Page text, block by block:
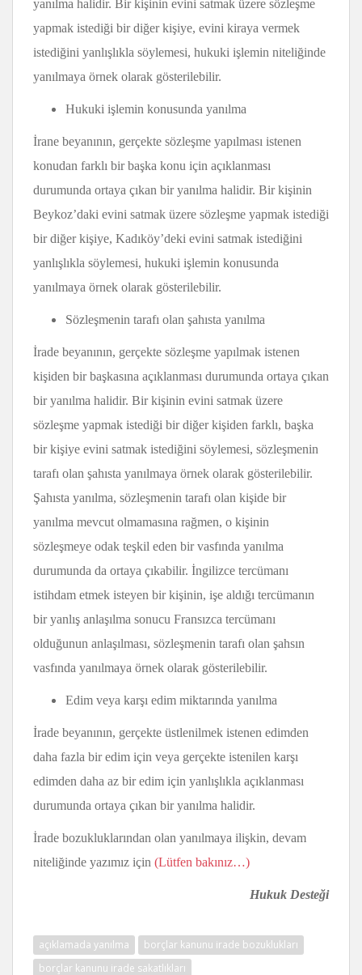
yanılma halidir. Bir kişinin evini satmak üzere sözleşme
yapmak istediği bir diğer kişiye, evini kiraya vermek
istediğini yanlışlıkla söylemesi, hukuki işlemin niteliğinde
yanılmaya örnek olarak gösterilebilir.
Hukuki işlemin konusunda yanılma
İrane beyanının, gerçekte sözleşme yapılması istenen
konudan farklı bir başka konu için açıklanması
durumunda ortaya çıkan bir yanılma halidir. Bir kişinin
Beykoz’daki evini satmak üzere sözleşme yapmak istediği
bir diğer kişiye, Kadıköy’deki evini satmak istediğini
yanlışlıkla söylemesi, hukuki işlemin konusunda
yanılmaya örnek olarak gösterilebilir.
Sözleşmenin tarafı olan şahısta yanılma
İrade beyanının, gerçekte sözleşme yapılmak istenen
kişiden bir başkasına açıklanması durumunda ortaya çıkan
bir yanılma halidir. Bir kişinin evini satmak üzere
sözleşme yapmak istediği bir diğer kişiden farklı, başka
bir kişiye evini satmak istediğini söylemesi, sözleşmenin
tarafı olan şahısta yanılmaya örnek olarak gösterilebilir.
Şahısta yanılma, sözleşmenin tarafı olan kişide bir
yanılma mevcut olmamasına rağmen, o kişinin
sözleşmeye odak teşkil eden bir vasfında yanılma
durumunda da ortaya çıkabilir. İngilizce tercümanı
istihdam etmek isteyen bir kişinin, işe aldığı tercümanın
bir yanlış anlaşılma sonucu Fransızca tercümanı
olduğunun anlaşılması, sözleşmenin tarafı olan şahsın
vasfında yanılmaya örnek olarak gösterilebilir.
Edim veya karşı edim miktarında yanılma
İrade beyanının, gerçekte üstlenilmek istenen edimden
daha fazla bir edim için veya gerçekte istenilen karşı
edimden daha az bir edim için yanlışlıkla açıklanması
durumunda ortaya çıkan bir yanılma halidir.
İrade bozukluklarından olan yanılmaya ilişkin, devam
niteliğinde yazımız için (Lütfen bakınız…)
Hukuk Desteği
açıklamada yanılma
borçlar kanunu irade bozuklukları
borçlar kanunu irade sakatlıkları